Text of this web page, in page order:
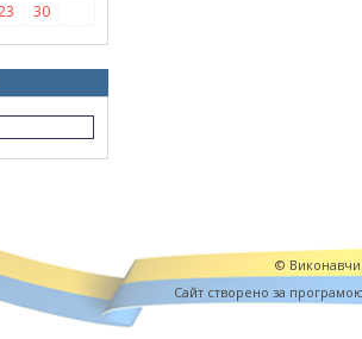
30
©
Cайт створено за